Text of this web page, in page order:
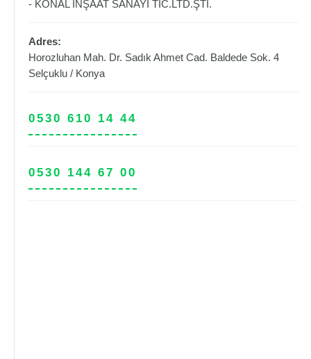
- KONAL İNŞAAT SANAYİ TİC.LTD.ŞTİ.
Adres:
Horozluhan Mah. Dr. Sadık Ahmet Cad. Baldede Sok. 4
Selçuklu / Konya
0530 610 14 44
0530 144 67 00